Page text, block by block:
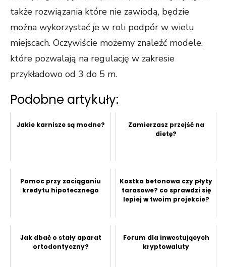
także rozwiązania które nie zawiodą, będzie
można wykorzystać je w roli podpór w wielu
miejscach. Oczywiście możemy znaleźć modele,
które pozwalają na regulację w zakresie
przykładowo od 3 do 5 m.
Podobne artykuły:
Jakie karnisze są modne?
Zamierzasz przejść na
dietę?
Pomoc przy zaciąganiu
kredytu hipotecznego
Kostka betonowa czy płyty
tarasowe? co sprawdzi się
lepiej w twoim projekcie?
Jak dbać o stały aparat
ortodontyczny?
Forum dla inwestujących
kryptowaluty